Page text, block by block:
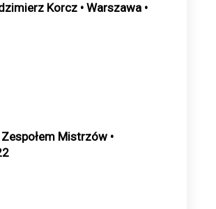
Korcz • Warszawa •
Mistrzów •